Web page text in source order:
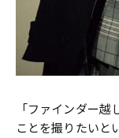
「ファインダー
ことを撮りたいと